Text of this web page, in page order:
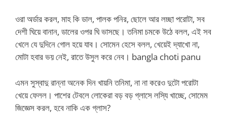
ওরা অর্ডার করল, মাহ কি ডাল, পালক পনির, ছোলে আর লচ্ছা পরোটা, সব
দেশী ঘিয়ে বানান, ডালের ওপর ঘি ভাসছে। তনিমা চমকে উঠে বলল, এই সব
খেলে যে দুদিনে গোল হয়ে যাব। সোমেন হেসে বলল, খেয়েই দ্যাখো না,
মোটা হবার ভয় নেই, রাতে উসুল করে নেব। bangla choti panu
এমন সুস্বাদু রান্না অনেক দিন খায়নি তনিমা, না না করেও দুটো পরোটা
খেয়ে ফেলল। পাশের টেবলে লোকেরা বড় বড় গ্লাসে লস্যি খাচ্ছে, সোমেম
জিজ্ঞেস করল, হবে নাকি এক গ্লাস?